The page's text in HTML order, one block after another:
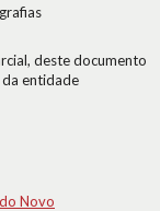
deste documento
entidade
Novo